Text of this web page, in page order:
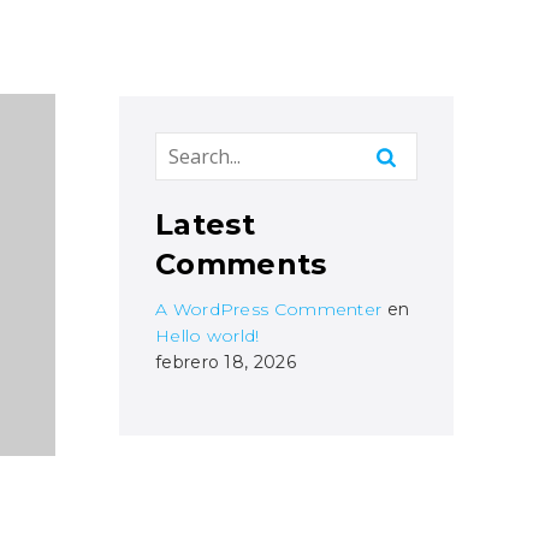
Latest
Comments
A WordPress Commenter en
Hello world!
febrero 18, 2026